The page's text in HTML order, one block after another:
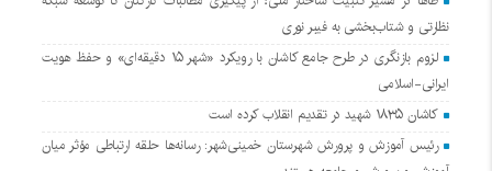
نظارتی و شتاب‌بخشی به فیبر نوری
لزوم بازنگری در طرح جامع کاشان با رویکرد «شهر ۱۵ دقیقه‌ای» و حفظ هویت
ایرانی-اسلامی
کاشان ۱۸۳۵ شهید در تقدیم انقلاب کرده است
رئیس آموزش و پرورش شهرستان خمینی‌شهر: رسانه‌ها حلقه ارتباطی مؤثر میان